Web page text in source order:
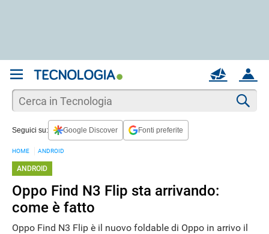
ACCOUNT
MAIL
Seguici su: Google Discover Fonti preferite
HOME ANDROID
ANDROID
Oppo Find N3 Flip sta arrivando:
come è fatto
Oppo Find N3 Flip è il nuovo foldable di Oppo in arrivo il